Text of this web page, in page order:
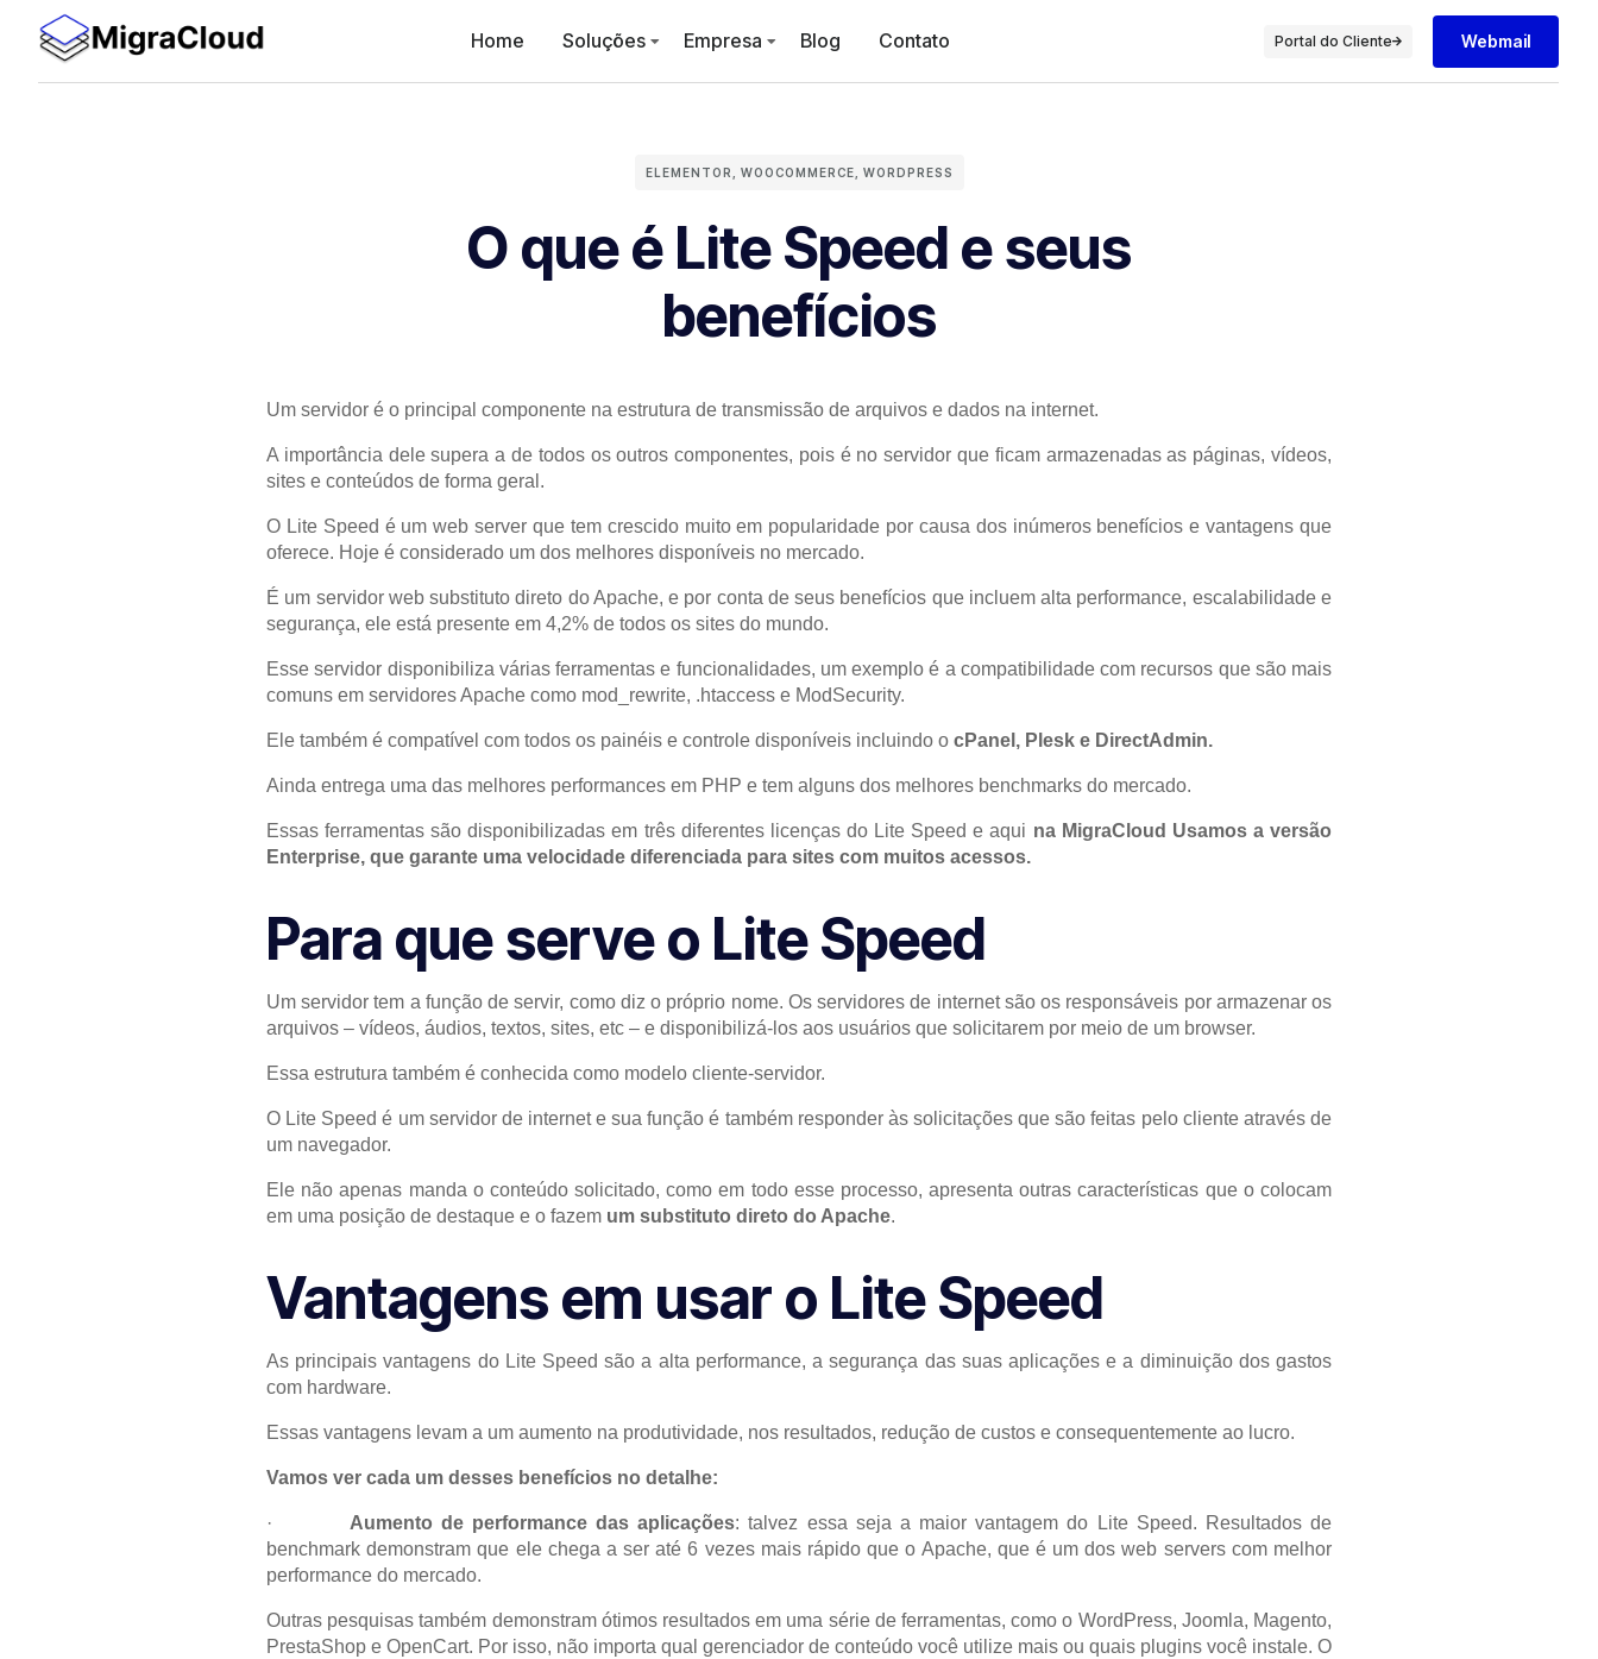
Home Soluções Empresa Blog Contato Portal do Cliente Webmail
ELEMENTOR WOOCOMMERCE WORDPRESS
O que é Lite Speed e seus
benefícios
Um servidor é o principal componente na estrutura de transmissão de arquivos e dados na internet.
A importância dele supera a de todos os outros componentes, pois é no servidor que ficam armazenadas as páginas, vídeos,
sites e conteúdos de forma geral.
O Lite Speed é um web server que tem crescido muito em popularidade por causa dos inúmeros benefícios e vantagens que
oferece. Hoje é considerado um dos melhores disponíveis no mercado.
É um servidor web substituto direto do Apache, e por conta de seus benefícios que incluem alta performance, escalabilidade e
segurança, ele está presente em 4,2% de todos os sites do mundo.
Esse servidor disponibiliza várias ferramentas e funcionalidades, um exemplo é a compatibilidade com recursos que são mais
comuns em servidores Apache como mod_rewrite, .htaccess e ModSecurity.
Ele também é compatível com todos os painéis e controle disponíveis incluindo o cPanel, Plesk e DirectAdmin.
Ainda entrega uma das melhores performances em PHP e tem alguns dos melhores benchmarks do mercado.
Essas ferramentas são disponibilizadas em três diferentes licenças do Lite Speed e aqui na MigraCloud Usamos a versão
Enterprise, que garante uma velocidade diferenciada para sites com muitos acessos.
Para que serve o Lite Speed
Um servidor tem a função de servir, como diz o próprio nome. Os servidores de internet são os responsáveis por armazenar os
arquivos – vídeos, áudios, textos, sites, etc – e disponibilizá-los aos usuários que solicitarem por meio de um browser.
Essa estrutura também é conhecida como modelo cliente-servidor.
O Lite Speed é um servidor de internet e sua função é também responder às solicitações que são feitas pelo cliente através de
um navegador.
Ele não apenas manda o conteúdo solicitado, como em todo esse processo, apresenta outras características que o colocam
em uma posição de destaque e o fazem um substituto direto do Apache.
Vantagens em usar o Lite Speed
As principais vantagens do Lite Speed são a alta performance, a segurança das suas aplicações e a diminuição dos gastos
com hardware.
Essas vantagens levam a um aumento na produtividade, nos resultados, redução de custos e consequentemente ao lucro.
Vamos ver cada um desses benefícios no detalhe:
· Aumento de performance das aplicações: talvez essa seja a maior vantagem do Lite Speed. Resultados de
benchmark demonstram que ele chega a ser até 6 vezes mais rápido que o Apache, que é um dos web servers com melhor
performance do mercado.
Outras pesquisas também demonstram ótimos resultados em uma série de ferramentas, como o WordPress, Joomla, Magento,
PrestaShop e OpenCart. Por isso, não importa qual gerenciador de conteúdo você utilize mais ou quais plugins você instale. O